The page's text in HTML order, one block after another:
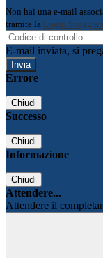
Non hai una e-mail
tramite la Login Spaggiari
E-mail inviata, si
Errore
Chiudi
Successo
Chiudi
Informazione
Chiudi
Attendere...
Attendere il